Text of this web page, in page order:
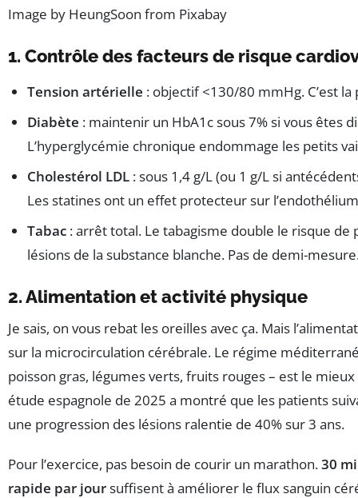
Image by HeungSoon from Pixabay
1. Contrôle des facteurs de risque
Tension artérielle : objectif <130/80 mmHg. C’est
Diabète : maintenir un HbA1c sous 7% si vous êtes
L’hyperglycémie chronique endommage les petits
Cholestérol LDL : sous 1,4 g/L (ou 1 g/L si
Les statines ont un effet protecteur sur
Tabac : arrêt total. Le tabagisme double le risque de
lésions de la substance blanche. Pas de demi-
2. Alimentation et activité physique
Je sais, on vous rebat les oreilles avec ça. Mais
sur la microcirculation cérébrale. Le régime
poisson gras, légumes verts, fruits rouges – est le
étude espagnole de 2025 a montré que les patients
une progression des lésions ralentie de 40% sur 3 ans.
Pour l’exercice, pas besoin de courir un marathon.30
rapide par joursuffisent à améliorer le flux sanguin